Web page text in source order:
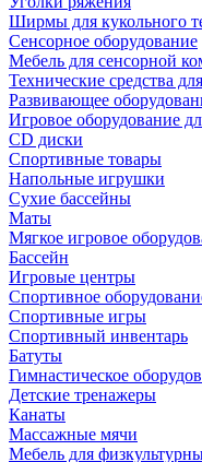
Ширмы для кукольного
Сенсорное оборудование
Мебель для сенсорной
Технические средства
Развивающее
Игровое оборудование
CD диски
Спортивные товары
Напольные игрушки
Сухие бассейны
Маты
Мягкое игровое
Бассейн
Игровые центры
Спортивное
Спортивные игры
Спортивный инвентарь
Батуты
Гимнастическое
Детские тренажеры
Канаты
Массажные мячи
Мебель для